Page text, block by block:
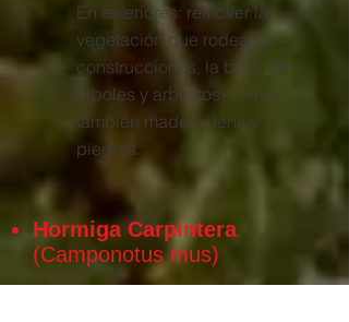
En exteriores: remover la
vegetación que rodea las
construcciones, la base de
árboles y arbustos, como
también madera, leña y
piedras.
Hormiga Carpintera
(Camponotus mus)